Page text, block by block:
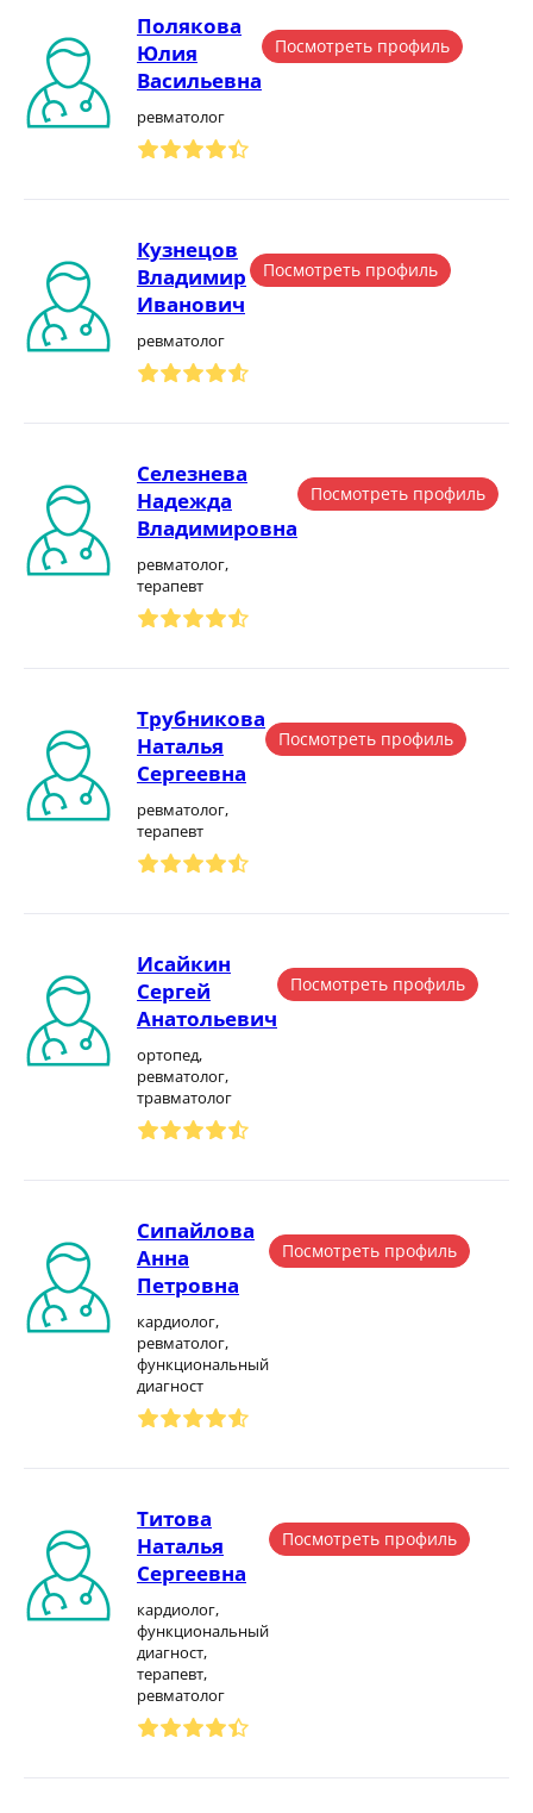
Полякова
Юлия
Васильевна
ревматолог
Посмотреть профиль
Кузнецов
Владимир
Иванович
ревматолог
Посмотреть профиль
Селезнева
Надежда
Владимировна
ревматолог,
терапевт
Посмотреть профиль
Трубникова
Наталья
Сергеевна
ревматолог,
терапевт
Посмотреть профиль
Исайкин
Сергей
Анатольевич
ортопед,
ревматолог,
травматолог
Посмотреть профиль
Сипайлова
Анна
Петровна
кардиолог,
ревматолог,
функциональный
диагност
Посмотреть профиль
Титова
Наталья
Сергеевна
кардиолог,
функциональный
диагност,
терапевт,
ревматолог
Посмотреть профиль